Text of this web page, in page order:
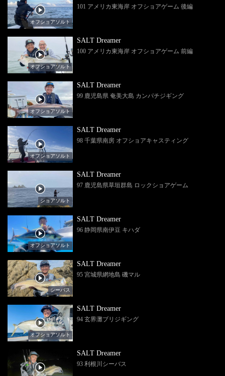
オフショアソルト
101 アメリカ東海岸 オフショアゲーム 後編
オフショアソルト
SALT Dreamer
100 アメリカ東海岸 オフショアゲーム 前編
オフショアソルト
SALT Dreamer
99 鹿児島県 奄美大島 カンパチジギング
オフショアソルト
SALT Dreamer
98 千葉県南房 オフショアキャスティング
ショアソルト
SALT Dreamer
97 鹿児島県草垣群島 ロックショアゲーム
オフショアソルト
SALT Dreamer
96 静岡県南伊豆 キハダ
シーバス
SALT Dreamer
95 宮城県網地島 磯マル
オフショアソルト
SALT Dreamer
94 玄界灘ブリジギング
SALT Dreamer
93 利根川シーバス